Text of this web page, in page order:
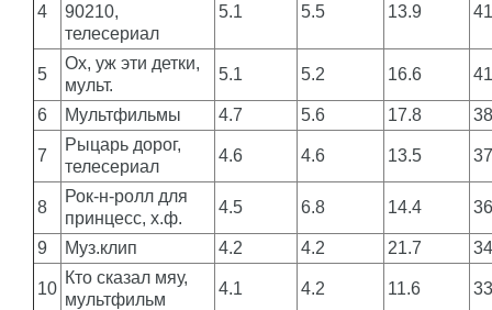
4
90210,
телесериал
5.1 5.5 13.9
5
Ох, уж эти детки,
мульт.
5.1 5.2 16.6
6 Мультфильмы 4.7 5.6 17.8
7
Рыцарь дорог,
телесериал
4.6 4.6 13.5
8
Рок-н-ролл для
принцесс, х.ф.
4.5 6.8 14.4
9 Муз.клип 4.2 4.2 21.7
10
Кто сказал мяу,
мультфильм
4.1 4.2 11.6